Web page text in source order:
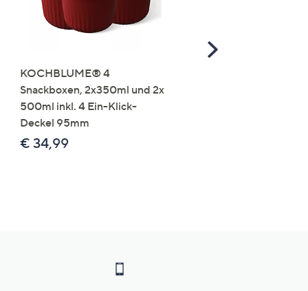
KOCHBLUME® 4
Snackboxen, 2x350ml und 2x
500ml inkl. 4 Ein-Klick-
Deckel 95mm
€ 34,99
Scroll